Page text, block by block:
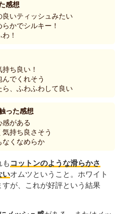
感想
良いティッシュみたい
かでシルキー！
！
ち良い！
んでくれそう
ら、ふわふわして良い
った感想
感がある
気持ち良さそう
なくなめらか
も コットンのような滑らかさ
いオムツということ。ホワイト
が、これが好評という結果